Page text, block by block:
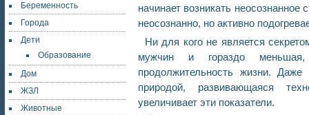
Беременность
Города
Дети
Образование
Дом
ЖЗЛ
Животные
начинает возникать
неосознанно, но активно
Ни для кого не является
мужчин и гораздо
продолжительность жизни.
природой, развивающаяся
увеличивает эти показатели.